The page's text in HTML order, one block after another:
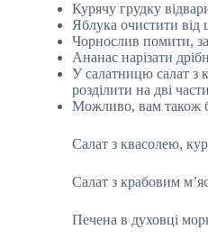
Курячу грудку
Яблука очистити від
Чорнослив помити,
Ананас нарізати
У салатницю салат з
розділити на дві
Можливо, вам також
Салат з квасолею,
Салат з крабовим
Печена в духовці